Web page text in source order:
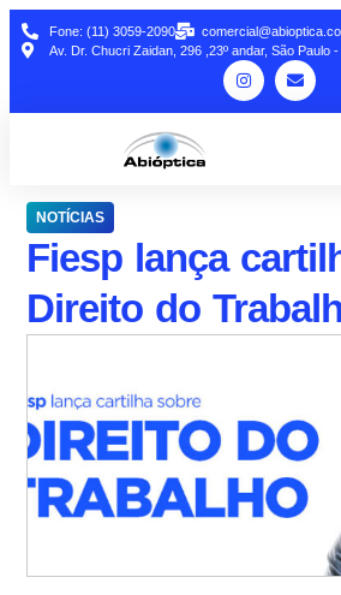
Fone: (11) 3059-2090
Av. Dr. Chucri Zaidan, 296 ,23º andar, São Paulo
NOTÍCIAS
Fiesp lança
Direito do